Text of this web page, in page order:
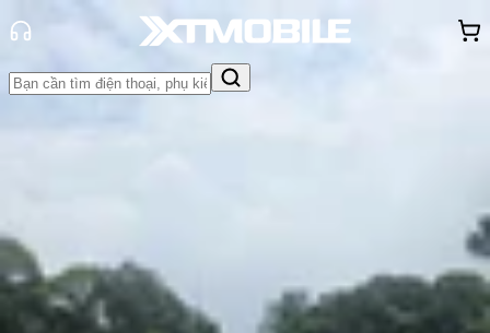
mãi
hàng - Sự kiện
Apple phát hành iOS 26 Public Beta